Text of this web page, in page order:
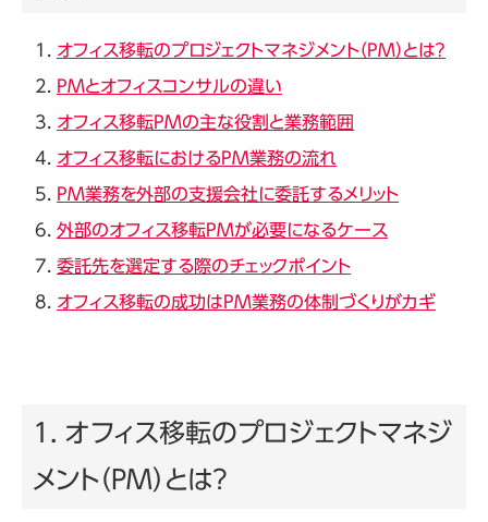
オフィス移転のプロジェクトマネジメント（PM）とは？
PMとオフィスコンサルの違い
オフィス移転PMの主な役割と業務範囲
オフィス移転におけるPM業務の流れ
PM業務を外部の支援会社に委託するメリット
外部のオフィス移転PMが必要になるケース
委託先を選定する際のチェックポイント
オフィス移転の成功はPM業務の体制づくりがカギ
1. オフィス移転のプロジェクトマネジ
メント（PM）とは？